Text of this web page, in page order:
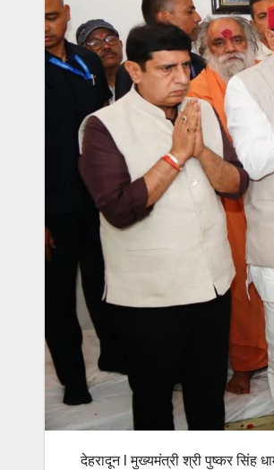
देहरादून l मुख्यमंत्री श्री पुष्कर सिंह